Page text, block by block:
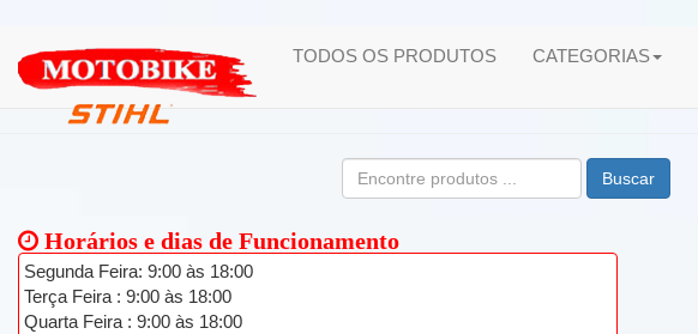
TODOS OS PRODUTOS CATEGORIAS
Buscar
Horários e dias de Funcionamento
Segunda Feira: 9:00 às 18:00
Terça Feira : 9:00 às 18:00
Quarta Feira : 9:00 às 18:00